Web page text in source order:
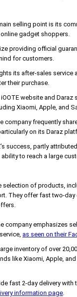
main selling point is its
gadget shoppers.
providing official
for customers.
its after-sales service
their purchase.
iOOTE website and
Xiaomi, Apple, and
company frequently
on its Daraz
success, partly
to reach a large
selection of products,
They offer fast two-day
company emphasizes
as seen on their
inventory of over
like Xiaomi, Apple,
fast 2-day delivery
information page